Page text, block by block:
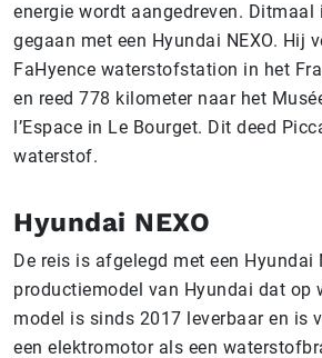
energie wordt aangedreven. Ditmaal
gegaan met een Hyundai NEXO. Hij
FaHyence waterstofstation in het
en reed 778 kilometer naar het
l’Espace in Le Bourget. Dit deed
waterstof.
Hyundai NEXO
De reis is afgelegd met een Hyundai
productiemodel van Hyundai dat op
model is sinds 2017 leverbaar en is
een elektromotor als een